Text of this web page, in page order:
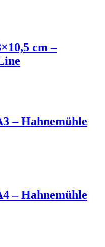
cm –
– Hahnemühle
– Hahnemühle